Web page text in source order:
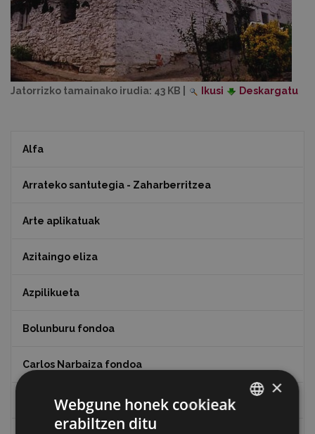
Jatorrizko tamainako irudia: 43 KB Ikusi Deskargatu
Alfa
Arrateko santutegia - Zaharberritzea
Arte aplikatuak
Azitaingo eliza
Azpilikueta
Bolunburu fondoa
Carlos Narbaiza fondoa
Eibar airetik
×
Webgune honek cookieak
erabiltzen ditu